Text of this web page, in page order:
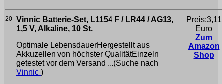
20 Vinnic Batterie-Set, L1154 F / LR44 / AG13,
1,5 V, Alkaline, 10 St.
Optimale LebensdauerHergestellt aus
Akkuzellen von höchster QualitätEinzeln
getestet vor dem Versand ...(Suche nach
Vinnic )
Preis:3,11
Euro
Zum
Amazon
Shop